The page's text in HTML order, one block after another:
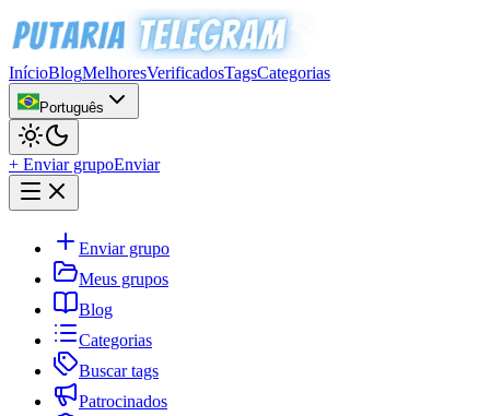
InícioBlogMelhoresVerificadosTagsCategorias
Português
+ Enviar grupoEnviar
Enviar grupo
Meus grupos
Blog
Categorias
Buscar tags
Patrocinados